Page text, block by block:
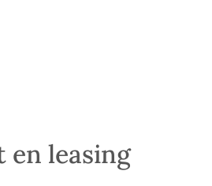
en leasing